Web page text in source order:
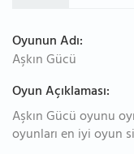
Oyunun Adı:
Aşkın Gücü
Oyun Açıklaması:
Aşkın Gücü oyunu
oyunları en iyi oyun